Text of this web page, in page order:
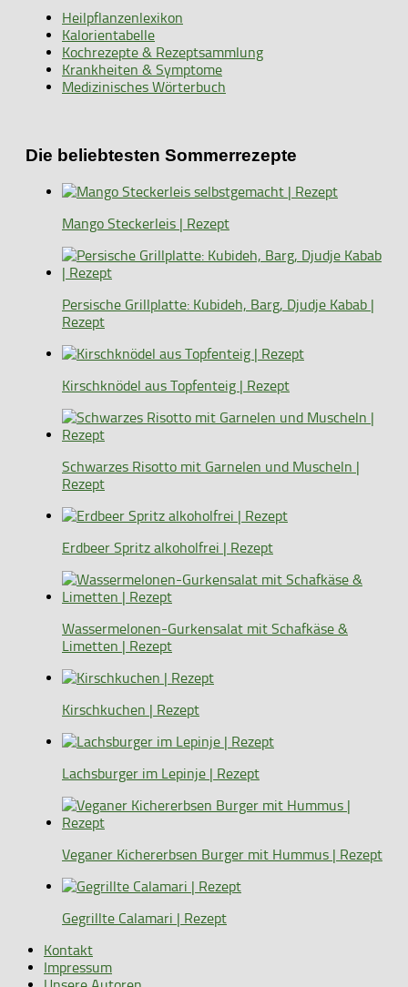
Heilpflanzenlexikon
Kalorientabelle
Kochrezepte & Rezeptsammlung
Krankheiten & Symptome
Medizinisches Wörterbuch
Die beliebtesten Sommerrezepte
Mango Steckerleis | Rezept
Persische Grillplatte: Kubideh, Barg, Djudje Kabab |
Rezept
Kirschknödel aus Topfenteig | Rezept
Schwarzes Risotto mit Garnelen und Muscheln |
Rezept
Erdbeer Spritz alkoholfrei | Rezept
Wassermelonen-Gurkensalat mit Schafkäse &
Limetten | Rezept
Kirschkuchen | Rezept
Lachsburger im Lepinje | Rezept
Veganer Kichererbsen Burger mit Hummus | Rezept
Gegrillte Calamari | Rezept
Kontakt
Impressum